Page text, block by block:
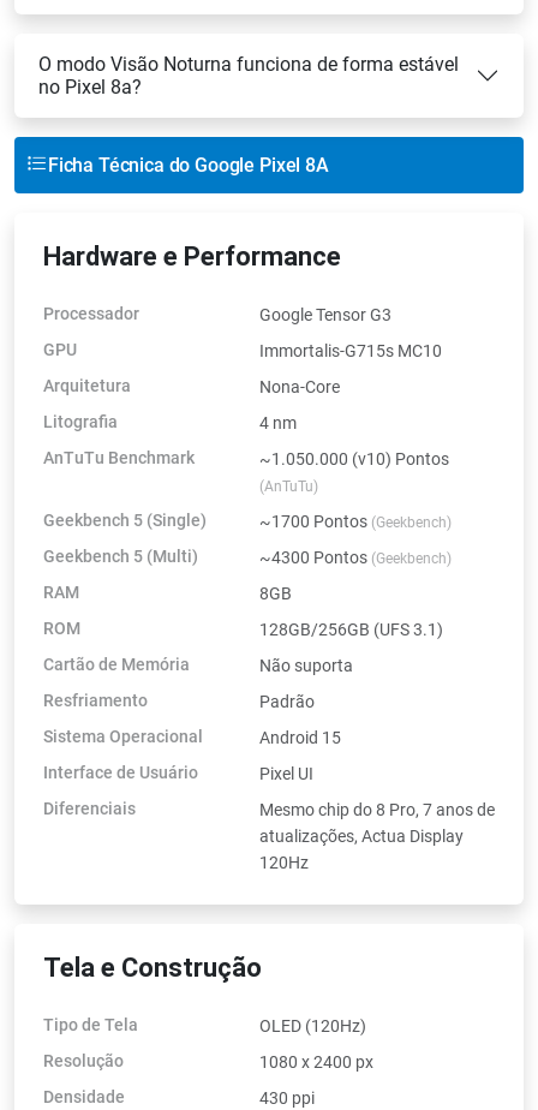
O modo Visão Noturna funciona de forma estável
no Pixel 8a?
Ficha Técnica do Google Pixel 8A
Hardware e Performance
Processador
Google Tensor G3
GPU
Immortalis-G715s MC10
Arquitetura
Nona-Core
Litografia
4 nm
AnTuTu Benchmark
~1.050.000 (v10) Pontos
(AnTuTu)
Geekbench 5 (Single) ~1700 Pontos (Geekbench)
Geekbench 5 (Multi) ~4300 Pontos (Geekbench)
RAM
8GB
ROM
128GB/256GB (UFS 3.1)
Cartão de Memória
Não suporta
Resfriamento
Padrão
Sistema Operacional
Android 15
Interface de Usuário
Pixel UI
Diferenciais
Mesmo chip do 8 Pro, 7 anos de
atualizações, Actua Display
120Hz
Tela e Construção
Tipo de Tela
OLED (120Hz)
Resolução
1080 x 2400 px
Densidade
430 ppi